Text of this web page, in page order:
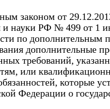
законом от
и науки РФ № 499 от 1
по
дополнительные
требований,
или
которые
Федерации о